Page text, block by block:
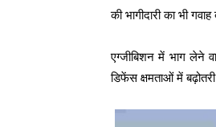
की भागीदारी का भी
एग्जीबिशन में भाग लेने
डिफेंस क्षमताओं में